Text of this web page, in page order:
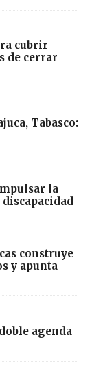
cubrir
de cerrar
Tabasco:
la
construye
y apunta
agenda